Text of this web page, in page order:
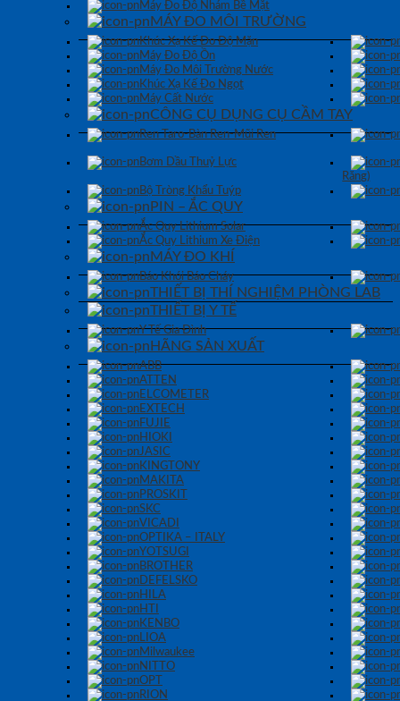
Máy Đo Độ Nhám Bề Mặt
MÁY ĐO MÔI TRƯỜNG
Khúc Xạ Kế Đo Độ Mặn
Máy Đo Độ Ồn
Máy Đo Môi Trường Nước
Khúc Xạ Kế Đo Ngọt
Máy Cất Nước
CÔNG CỤ DỤNG CỤ CẦM TAY
Ren Taro-Bàn Ren-Mũi Ren
Bơm Dầu Thuỷ Lực
Răng)
Bộ Tròng Khẩu Tuýp
PIN – ẮC QUY
Ắc Quy Lithium Solar
Ắc Quy Lithium Xe Điện
MÁY ĐO KHÍ
Báo Khói Báo Cháy
THIẾT BỊ THÍ NGHIỆM PHÒNG LAB
THIẾT BỊ Y TẾ
Y Tế Gia Đình
HÃNG SẢN XUẤT
ABB
ATTEN
ELCOMETER
EXTECH
FUJIE
HIOKI
JASIC
KINGTONY
MAKITA
PROSKIT
SKC
VICADI
OPTIKA – ITALY
YOTSUGI
BROTHER
DEFELSKO
HILA
HTI
KENBO
LIOA
Milwaukee
NITTO
OPT
RION